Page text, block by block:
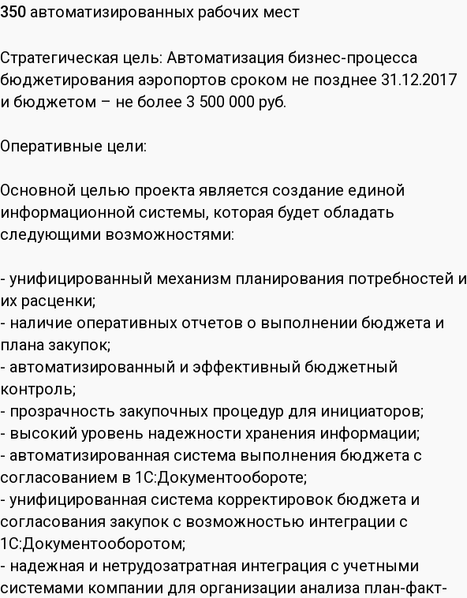
350 автоматизированных рабочих мест
Стратегическая цель: Автоматизация бизнес-процесса
бюджетирования аэропортов сроком не позднее 31.12.2017
и бюджетом – не более 3 500 000 руб.
Оперативные цели:
Основной целью проекта является создание единой
информационной системы, которая будет обладать
следующими возможностями:
- унифицированный механизм планирования потребностей и
их расценки;
- наличие оперативных отчетов о выполнении бюджета и
плана закупок;
- автоматизированный и эффективный бюджетный
контроль;
- прозрачность закупочных процедур для инициаторов;
- высокий уровень надежности хранения информации;
- автоматизированная система выполнения бюджета с
согласованием в 1С:Документообороте;
- унифицированная система корректировок бюджета и
согласования закупок с возможностью интеграции с
1С:Документооборотом;
- надежная и нетрудозатратная интеграция с учетными
системами компании для организации анализа план-факт-